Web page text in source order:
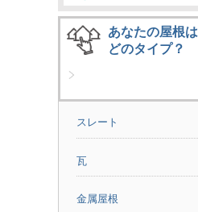
あなたの屋根は
どのタイプ？
スレート
瓦
金属屋根